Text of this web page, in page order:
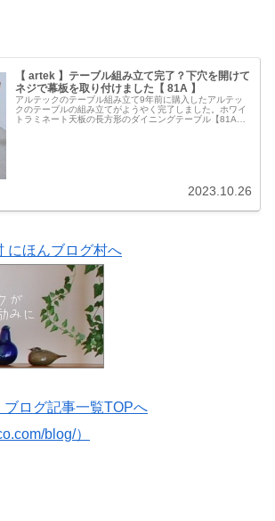
【 artek 】テーブル組み立て完了？下穴を開けて
ネジで幕板を取り付けました【 81A 】
アルテックのテーブル組み立て9年前に購入したアルテッ
クのテーブルの組み立てがようやく完了しました。ホワイ
トラミネート天板の長方形のダイニングテーブル【81A】
2023.10.26
ブログ記事一覧TOPへ
blog/）